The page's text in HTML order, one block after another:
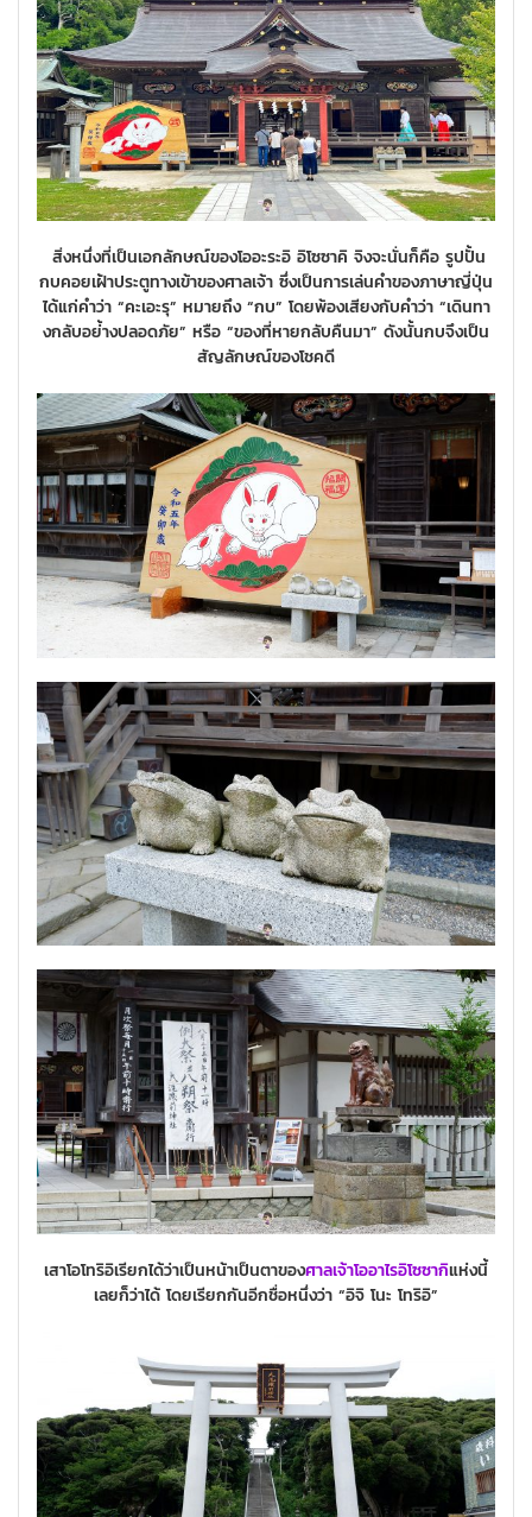
สิ่งหนึ่งที่เป็นเอกลักษณ์ของโออะระอิ อิโซซาคิ จิงจะนั่นก็คือ รูปปั้น
กบคอยเฝ้าประตูทางเข้าของศาลเจ้า ซึ่งเป็นการเล่นคำของภาษาญี่ปุ่น
ได้แก่คำว่า “คะเอะรุ” หมายถึง “กบ” โดยพ้องเสียงกับคำว่า “เดินทา
งกลับอย่้างปลอดภัย” หรือ “ของที่หายกลับคืนมา” ดังนั้นกบจึงเป็น
สัญลักษณ์ของโชคดี
เสาโอโทริอิเรียกได้ว่าเป็นหน้าเป็นตาของศาลเจ้าโออาไรอิโซซากิแห่งนี้
เลยก็ว่าได้ โดยเรียกกันอีกชื่อหนึ่งว่า “อิจิ โนะ โทริอิ”